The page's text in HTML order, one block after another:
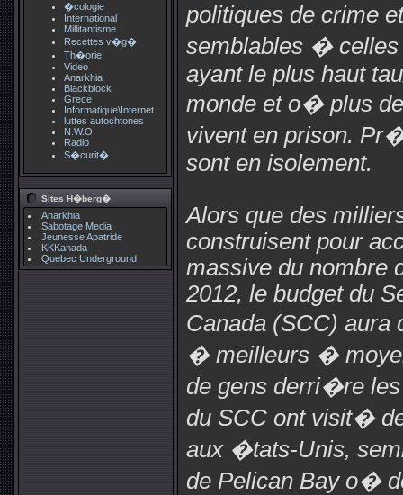
�cologie
International
Millitantisme
Recettes v�g�
Th�orie
Video
Anarkhia
Blackblock
Grece
Informatique\Internet
luttes autochtones
N.W.O
Radio
S�curit�
Sites H�berg�
Anarkhia
Sabotage Media
Jeunesse Apatride
KKKanada
Quebec Underground
politiques de crime
semblables �
ayant le plus haut
monde et o� plus
vivent en prison.
sont en isolement.
Alors que des
construisent pour
massive du nombre
2012, le budget du
Canada (SCC)
� meilleurs �
de gens derri�re
du SCC ont visit�
aux �tats-Unis,
de Pelican Bay o�